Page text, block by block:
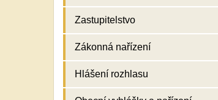
Zastupitelstvo
Zákonná nařízení
Hlášení rozhlasu